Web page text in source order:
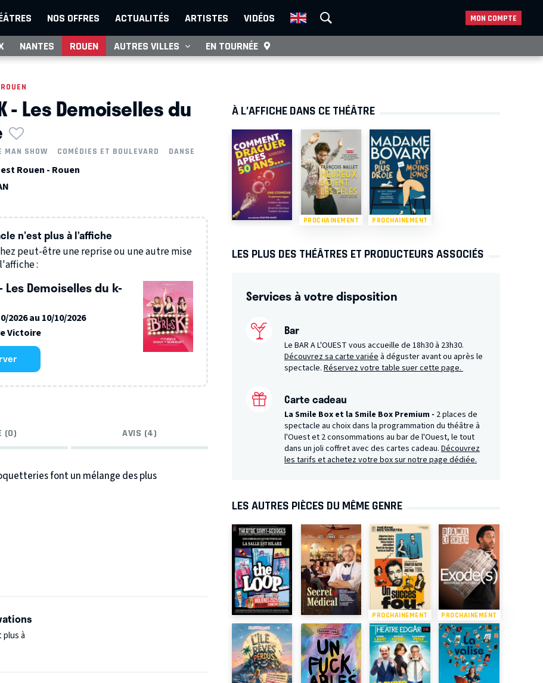
NOS OFFRES ACTUALITÉS ARTISTES VIDÉOS MON COMPTE
NANTES ROUEN AUTRES VILLES EN TOURNÉE
- Les Demoiselles du
MAN SHOW COMÉDIES ET BOULEVARD DANSE
Rouen - Rouen
n'est plus à l’affiche
peut-être une reprise ou une autre mise
:
- Les Demoiselles du k-
2026 au 10/10/2026
Victoire
(0) AVIS (4)
font un mélange des plus
de Broadway.
revisitent les codes du cabaret, avec
et de générosité.
insolite et culotté qui insuffle un vent frais
à
À L’AFFICHE DANS CE THÉÂTRE
PROCHAINEMENT PROCHAINEMENT
LES PLUS DES THÉÂTRES ET PRODUCTEURS ASSOCIÉS
Services à votre disposition
Bar
Le BAR A L'OUEST vous accueille de 18h30 à 23h30.
Découvrez sa carte variéeà déguster avant ou après le
spectacle. Réservez votre table suer cette page.
Carte cadeau
La Smile Box et la Smile Box Premium - 2 places de
spectacle au choix dans la programmation du théâtre à
l'Ouest et 2 consommations au bar de l'Ouest, le tout
dans un joli coffret avec des cartes cadeau. Découvrez
les tarifs et achetez votre box sur notre page dédiée.
LES AUTRES PIÈCES DU MÊME GENRE
PROCHAINEMENT PROCHAINEMENT